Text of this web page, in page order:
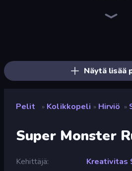
Näytä lisää
Pelit » Kolikkopeli » Hirviö »
Super Monster
Kehittäjä
Kreativitas